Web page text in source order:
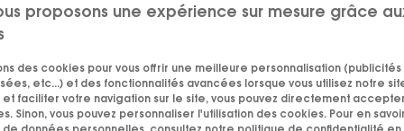
pour limiter la
cheveux post-Covid
derrière nous une bonne fois pour toutes mais le
proposons une expérience sur mesure grâce
des cookies pour vous offrir une meilleure personnalisation (publicités
etc...) et des fonctionnalités avancées lorsque vous utilisez notre
et faciliter votre navigation sur le site, vous pouvez directement
Sinon, vous pouvez personnaliser l'utilisation des cookies. Pour en